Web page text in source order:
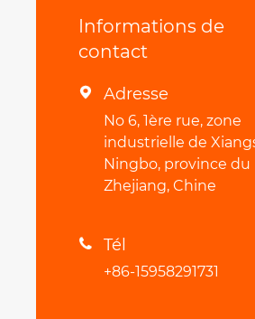
Informations de
contact
 Adresse
No 6, 1ère rue, zone
industrielle de
Ningbo, province du
Zhejiang, Chine
 Tél
+86-15958291731